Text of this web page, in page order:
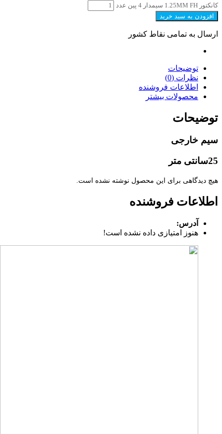
کانکتور 1.25MM FH سیمدار 4 پین عدد
افزودن به سبد خرید
ارسال به تمامی نقاط کشور
توضیحات
نظرات (0)
اطلاعات فروشنده
محصولات بیشتر
توضیحات
سیم خارجی
25سانتی متر
هیچ دیدگاهی برای این محصول نوشته نشده است.
اطلاعات فروشنده
آدرس:
هنوز امتیازی داده نشده است!